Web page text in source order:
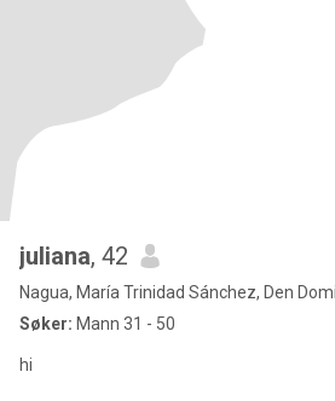
juliana, 42
Nagua, María Trinidad Sánchez, Den
Søker: Mann 31 - 50
hi